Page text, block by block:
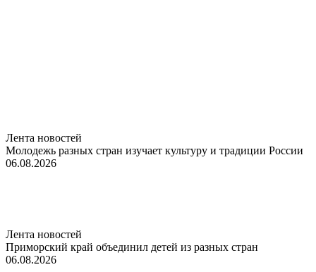
Лента новостей
Молодежь разных стран изучает культуру и традиции России
06.08.2026
Лента новостей
Приморский край объединил детей из разных стран
06.08.2026